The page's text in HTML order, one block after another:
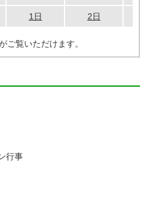
1日 2日
ご覧いただけます。
行事